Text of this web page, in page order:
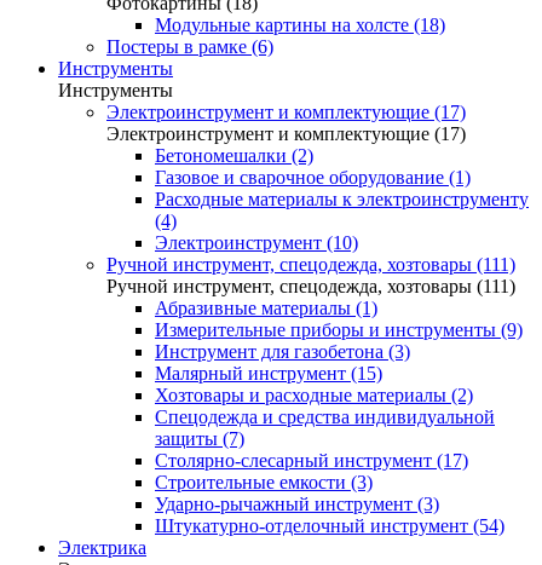
Модульные картины на холсте (18)
Постеры в рамке (6)
Инструменты
Инструменты
Электроинструмент и комплектующие (17)
Электроинструмент и комплектующие (17)
Бетономешалки (2)
Газовое и сварочное оборудование (1)
Расходные материалы к электроинструменту
(4)
Электроинструмент (10)
Ручной инструмент, спецодежда, хозтовары (111)
Ручной инструмент, спецодежда, хозтовары (111)
Абразивные материалы (1)
Измерительные приборы и инструменты (9)
Инструмент для газобетона (3)
Малярный инструмент (15)
Хозтовары и расходные материалы (2)
Спецодежда и средства индивидуальной
защиты (7)
Столярно-слесарный инструмент (17)
Строительные емкости (3)
Ударно-рычажный инструмент (3)
Штукатурно-отделочный инструмент (54)
Электрика